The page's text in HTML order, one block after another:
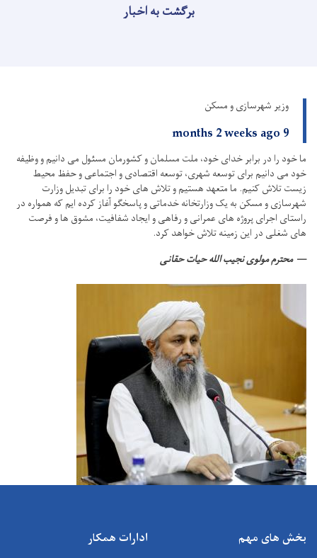
برگشت به اخبار
وزیر شهرسازی و مسکن
9 months 2 weeks ago
ما خود را در برابر خدای خود، ملت مسلمان و کشورمان مسئول می دانیم و وظیفه
خود می دانیم برای توسعه شهری، توسعه اقتصادی و اجتماعی و حفظ محیط
زیست تلاش کنیم. ما متعهد هستیم و تلاش های خود را برای تبدیل وزارت
شهرسازی و مسکن به یک وزارتخانه خدماتی و پاسخگو آغاز کرده ایم که همواره در
راستای اجرای پروژه های عمرانی و رفاهی و ایجاد شفافیت، مشوق ها و فرصت
های شغلی در این زمینه تلاش خواهد کرد.
محترم مولوی نجیب الله حیات حقانی
بخش های مهم ادارات همکار